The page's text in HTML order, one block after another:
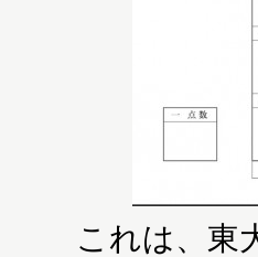
これは、東